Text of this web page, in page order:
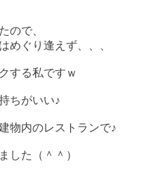
ので、
めぐり逢えず、、、
する私ですｗ
ちがいい♪
物内のレストランで♪
した（＾＾）